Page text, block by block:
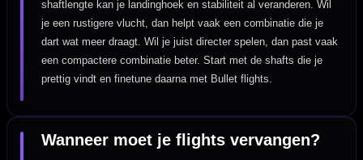
shaftlengte kan je landinghoek en stabiliteit al veranderen. Wil
je een rustigere vlucht, dan helpt vaak een combinatie die je
dart wat meer draagt. Wil je juist directer spelen, dan past vaak
een compactere combinatie beter. Start met de shafts die je
prettig vindt en finetune daarna met Bullet flights.
Wanneer moet je flights vervangen?